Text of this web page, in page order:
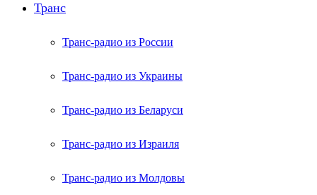
Транс
Транс-радио из России
Транс-радио из Украины
Транс-радио из Беларуси
Транс-радио из Израиля
Транс-радио из Молдовы